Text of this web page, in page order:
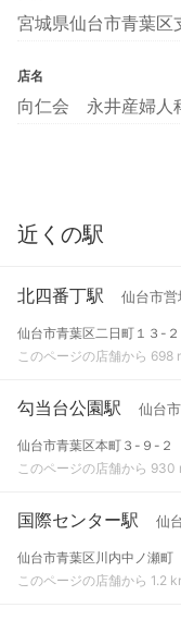
宮城県仙台市青葉区
店名
向仁会 永井産婦人
近くの駅
北四番丁駅 仙台市営
仙台市青葉区二日町１３-２
このページの店舗から 698
勾当台公園駅 仙台
仙台市青葉区本町３-９-２
このページの店舗から 930
国際センター駅 仙
仙台市青葉区川内中ノ瀬町
このページの店舗から 1.2